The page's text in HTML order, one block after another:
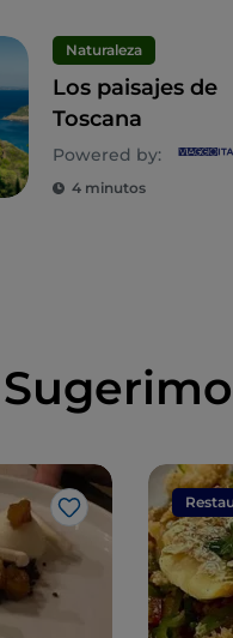
Naturaleza
Los paisajes de
Toscana
Powered by:
4 minutos
Me gusta